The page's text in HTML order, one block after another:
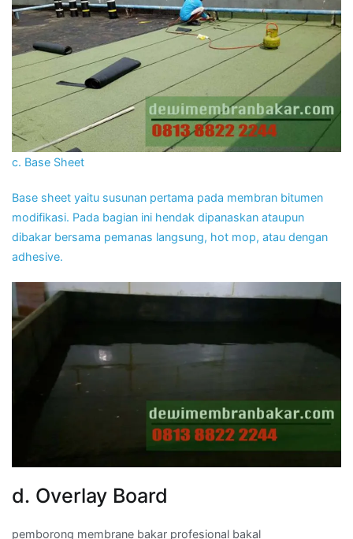
c. Base Sheet
Base sheet yaitu susunan pertama pada membran bitumen
modifikasi. Pada bagian ini hendak dipanaskan ataupun
dibakar bersama pemanas langsung, hot mop, atau dengan
adhesive.
d. Overlay Board
pemborong membrane bakar profesional bakal